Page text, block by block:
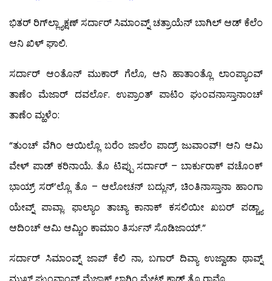
ಭಿತರ್ ರಿಗ್‍ಲ್ಲ್ಯಾಕ್ಷಣ್ ಸರ್ದಾರ್ ಸಿಮಾಂವ್ನ್ ಚತ್ರಾಯೆನ್ ಬಾಗಿಲ್ ಆಡ್ ಕೆಲೆಂ
ಆನಿ ಖಿಳ್ ಘಾಲಿ.
ಸರ್ದಾರ್ ಆಂತೊನ್ ಮುಕಾರ್ ಗೆಲೊ, ಆನಿ ಹಾತಾಂತ್ಲೊ ಲಾಂಪ್ಯಾಂವ್
ತಾಣೆಂ ಮೆಜಾರ್ ದವರ್ಲೊ. ಉಪ್ರಾಂತ್ ಪಾಟಿಂ ಘುಂವನಾಸ್ತಾನಾಂಚ್
ತಾಣೆಂ ಮ್ಹಳೆಂ:
“ತುಂಚ್ ವೆಗಿಂ ಆಯಿಲ್ಲೊ ಬರೆಂ ಜಾಲೆಂ ಪಾದ್ರ್ ಜುವಾಂವ್! ಆನಿ ಆಮಿ
ವೇಳ್ ಪಾಡ್ ಕರಿನಾಯೆ. ತೊ ಟಿಪ್ಪು ಸರ್ದಾರ್ – ಬಾರ್ಕುರಾಕ್ ವಚೊಂಕ್
ಭಾಯ್ರ್ ಸರ್’ಲ್ಲೊ ತೊ – ಆಲೋಚನ್ ಬದ್ಲುನ್, ಚಿಂತಿನಾಸ್ತಾನಾ ಹಾಂಗಾ
ಯೇವ್ನ್ ಪಾವ್ಲಾ. ಫಾಲ್ಯಾಂ ತಾಚ್ಯಾ ಕಾನಾಕ್ ಕಸಲಿಯೀ ಖಬರ್ ಪಡ್ಚ್ಯಾ
ಆದಿಂಚ್ ಆಮಿ ಆಮ್ಚಿಂ ಕಾಮಾಂ ತಿರ್ಸುನ್ ಸೊಡಿಜಾಯ್.”
ಸರ್ದಾರ್ ಸಿಮಾಂವ್ನ್ ಜಾಪ್ ಕೆಲಿ ನಾ, ಬಗಾರ್ ದಿವ್ಯಾ ಉಜ್ವಾಡಾ ಥಾವ್ನ್